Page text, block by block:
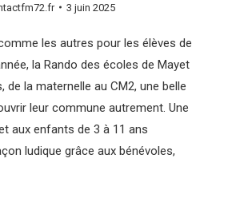
3 juin 2025
les autres pour les élèves de
la Rando des écoles de Mayet
la maternelle au CM2, une belle
leur commune autrement. Une
aux enfants de 3 à 11 ans
ludique grâce aux bénévoles,